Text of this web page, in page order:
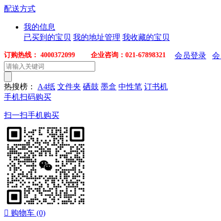
配送方式
我的信息
已买到的宝贝 我的地址管理 我收藏的宝贝
订购热线： 4000372099 企业咨询：021-67898321 会员登录
热搜榜： A4纸 文件夹 硒鼓 墨盒 中性笔 订书机
手机扫码购买
扫一扫手机购买
 购物车 (0)